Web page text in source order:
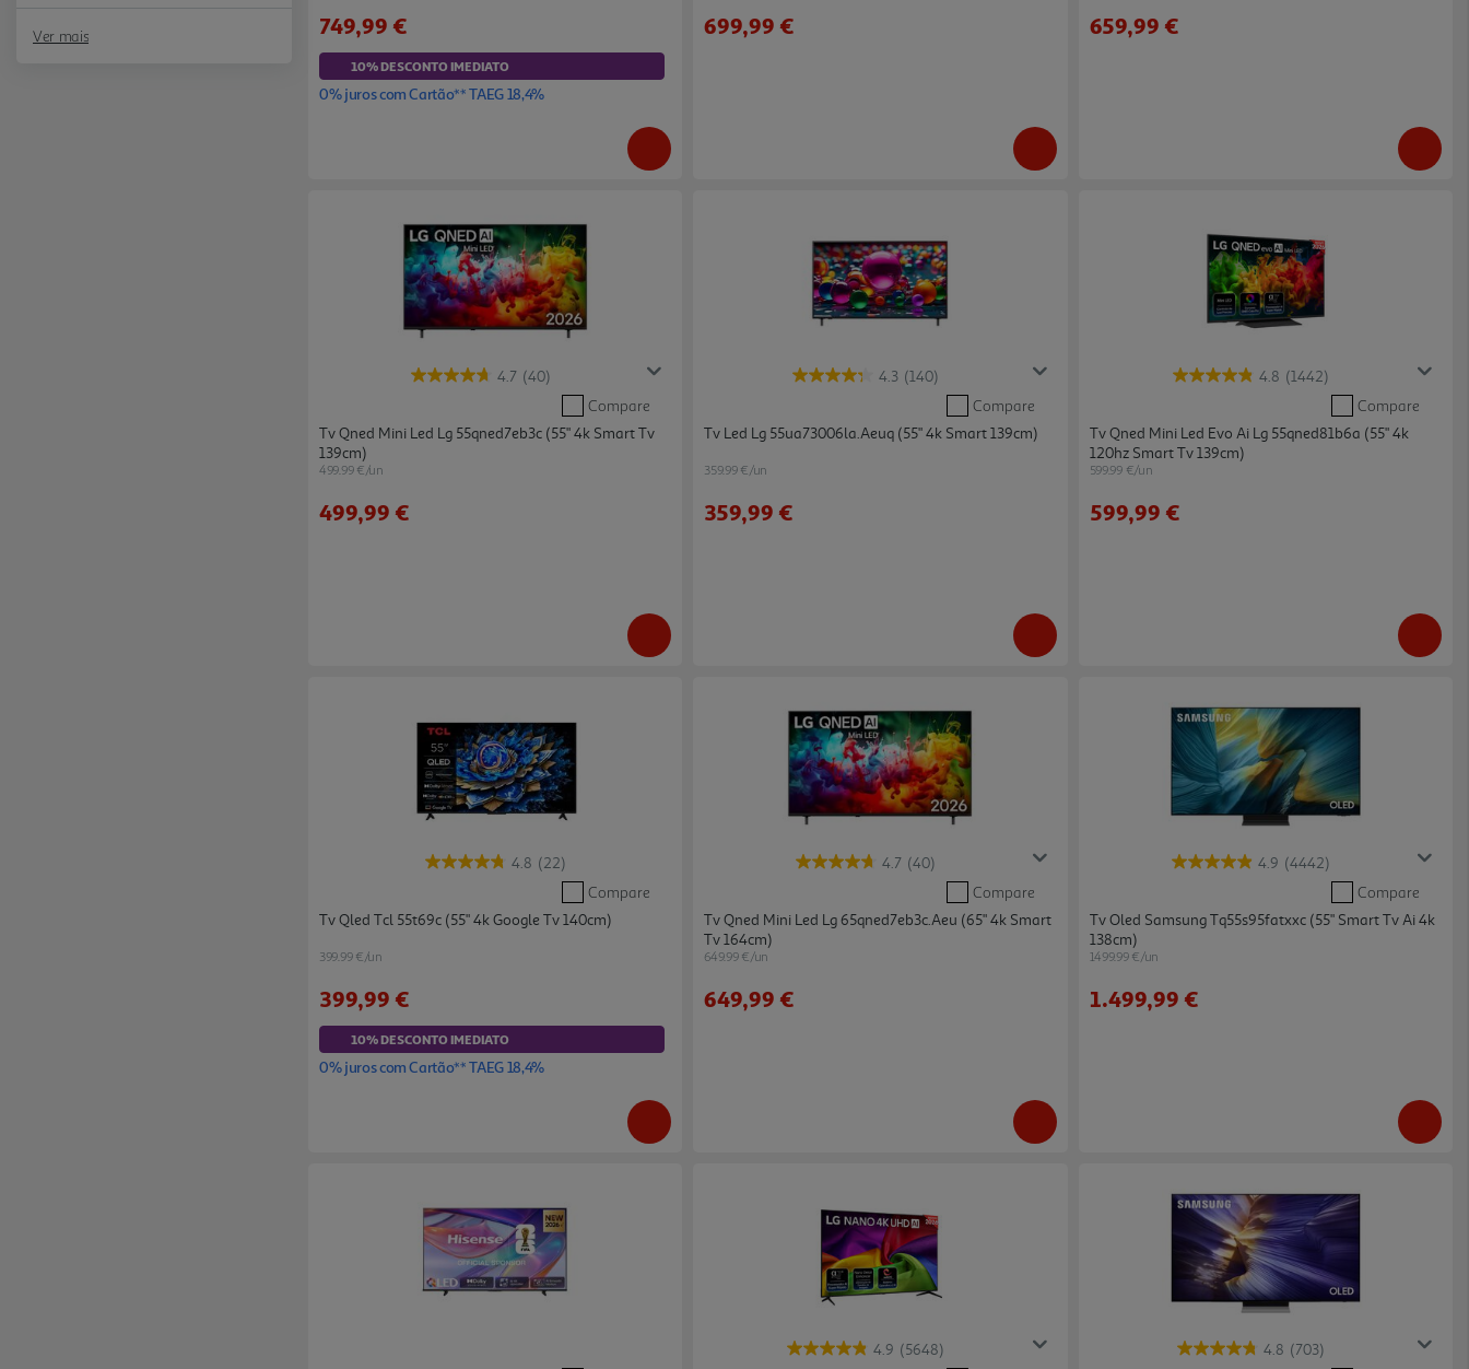
Ver mais 749,99 €
10% DESCONTO IMEDIATO
0% juros com Cartão** TAEG 18,4%
699,99 € 659,99 €
4.7 (40)
Compare
Tv Qned Mini Led Lg 55qned7eb3c (55" 4k Smart Tv
139cm)
499.99 €/un
499,99 €
4.3 (140)
Compare
Tv Led Lg 55ua73006la.aeuq (55" 4k Smart 139cm)
359.99 €/un
359,99 €
4.8 (1442)
Compare
Tv Qned Mini Led Evo Ai Lg 55qned81b6a (55" 4k
120hz Smart Tv 139cm)
599.99 €/un
599,99 €
4.8 (22)
Compare
Tv Qled Tcl 55t69c (55" 4k Google Tv 140cm)
399.99 €/un
399,99 €
10% DESCONTO IMEDIATO
0% juros com Cartão** TAEG 18,4%
4.7 (40)
Compare
Tv Qned Mini Led Lg 65qned7eb3c.aeu (65" 4k Smart
Tv 164cm)
649.99 €/un
649,99 €
4.9 (4442)
Compare
Tv Oled Samsung Tq55s95fatxxc (55" Smart Tv Ai 4k
138cm)
1499.99 €/un
1.499,99 €
4.9 (5648)
4.8 (703)